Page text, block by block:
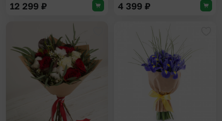
12 299 ₽ 4 399 ₽
Добавить в избранное